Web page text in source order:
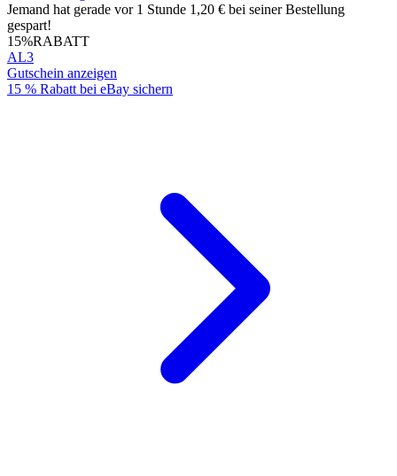
Jemand hat gerade vor 1 Stunde 1,20 € bei seiner Bestellung
gespart!
15%RABATT
AL3
Gutschein anzeigen
15 % Rabatt bei eBay sichern